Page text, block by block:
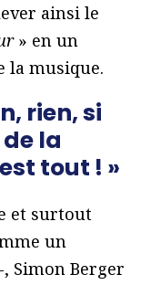
ainsi le
» en un
la musique.
rien, si
la
tout ! »
et surtout
un
Simon Berger